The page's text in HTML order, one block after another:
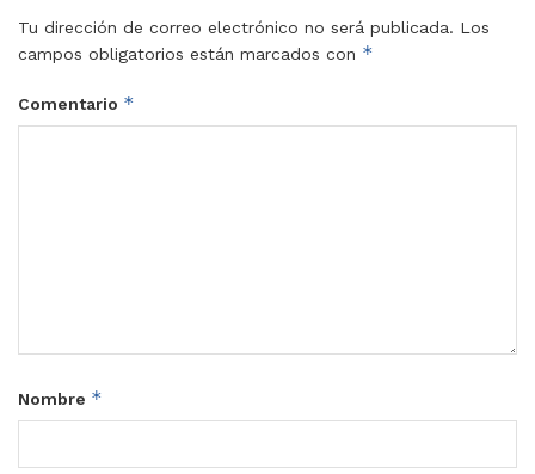
Tu dirección de correo electrónico no será publicada. Los
campos obligatorios están marcados con *
Comentario *
Nombre *